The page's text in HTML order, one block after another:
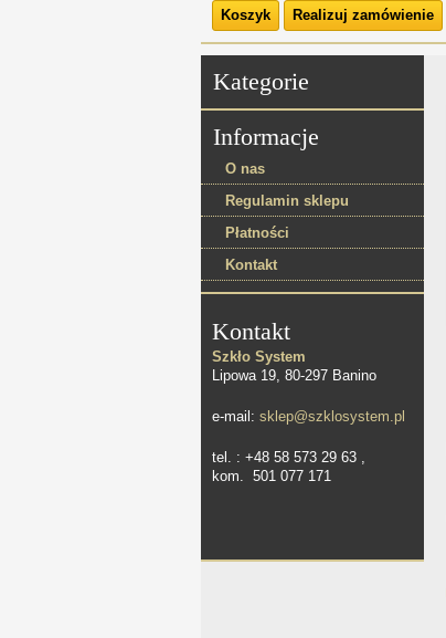
Koszyk
Realizuj zamówienie
Kategorie
Informacje
O nas
Regulamin sklepu
Płatności
Kontakt
Kontakt
Szkło System
Lipowa 19, 80-297 Banino
e-mail: sklep@szklosystem.pl
tel. : +48 58 573 29 63 ,
kom. 501 077 171